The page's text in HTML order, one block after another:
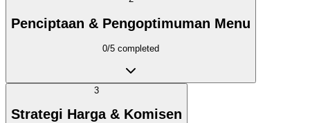
Penciptaan & Pengoptimuman Menu
0/5 completed
3
Strategi Harga & Komisen